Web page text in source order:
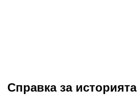
Справка за историята